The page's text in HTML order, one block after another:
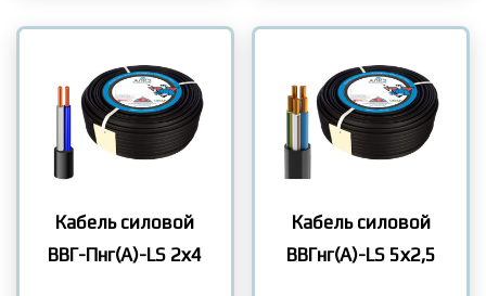
Кабель силовой
ВВГ-Пнг(А)-LS 2х4
Кабель силовой
ВВГнг(А)-LS 5х2,5